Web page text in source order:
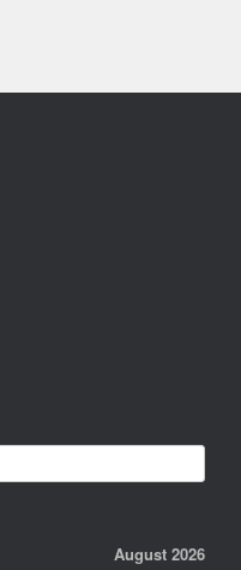
August 2026